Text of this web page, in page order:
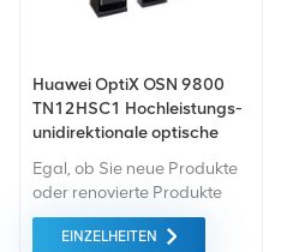
Huawei OptiX OSN 9800
TN12HSC1 Hochleistungs-
unidirektionale optische
– OSN9800 USV
Egal, ob Sie neue Produkte
oder renovierte Produkte
benötigen, wir kümmern uns
um alles Garantie als
EINZELHEITEN